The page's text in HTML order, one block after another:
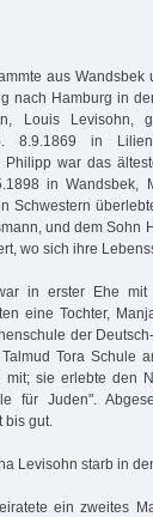
aus
nach Hamburg in
Louis Levisohn,
8.9.1869 in
Philipp war das
in Wandsbek,
Schwestern
und dem Sohn
wo sich ihre
in erster Ehe mit
eine Tochter,
der
Tora Schule
mit; sie erlebte den
für Juden".
gut.
Levisohn starb in
ein zweites